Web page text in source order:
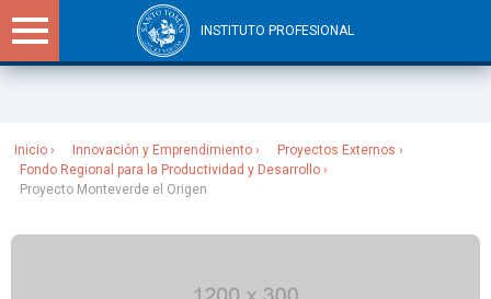
INSTITUTO PROFESIONAL
Inicio Innovación y Emprendimiento
Proyectos Externos
Fondo Regional para la Productividad y Desarrollo
Proyecto Monteverde el Origen